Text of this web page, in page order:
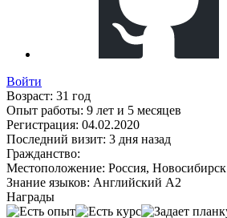
Войти
Возраст: 31 год
Опыт работы: 9 лет и 5 месяцев
Регистрация: 04.02.2020
Последний визит: 3 дня назад
Гражданство:
Местоположение: Россия, Новосибирск
Знание языков: Английский А2
Награды